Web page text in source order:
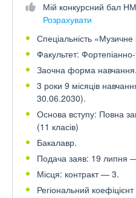
Мій конкурсний бал
Розрахувати
Спеціальність
Факультет:
Заочна форма навчання.
3 роки 9 місяців
30.06.2030).
Основа вступу: Повна
(11 класів)
Бакалавр.
Подача заяв: 19 липня
Місця: контракт — 3.
Регіональний